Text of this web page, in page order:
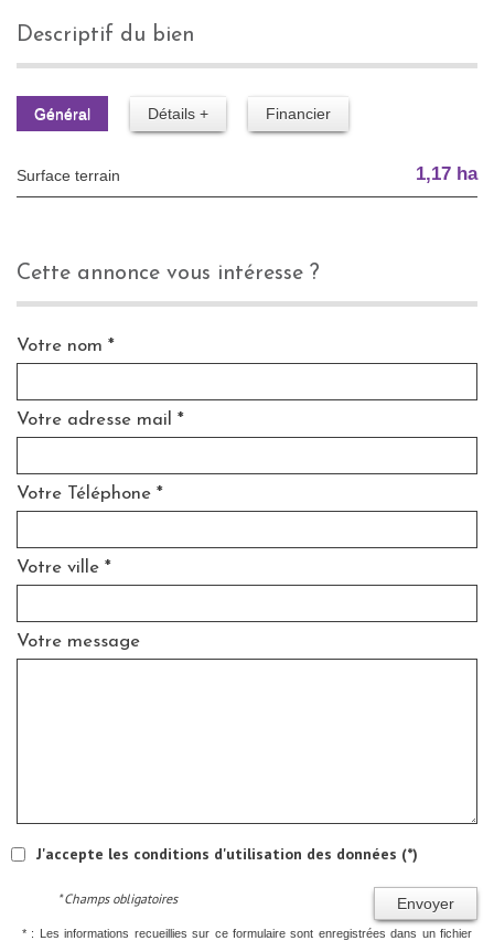
descriptif du bien
Général Détails + Financier
surface terrain 1,17 ha
cette annonce vous intéresse ?
Votre nom *
Votre adresse mail *
Votre Téléphone *
Votre ville *
Votre message
J'accepte les conditions d'utilisation des données (*)
Envoyer
* Champs obligatoires
* : Les informations recueillies sur ce formulaire sont enregistrées dans un fichier